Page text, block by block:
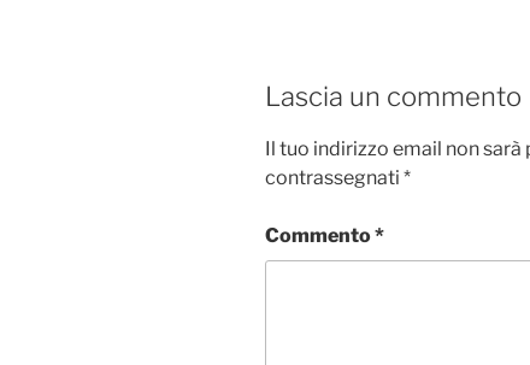
Lascia un commento
Il tuo indirizzo email non
contrassegnati *
Commento*